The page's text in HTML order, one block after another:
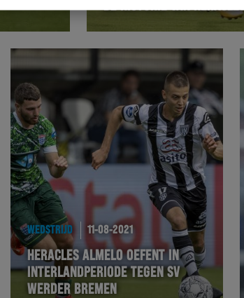
DE HISTORIE VAN
WEDSTRIJD 11-08-2021
HERACLES ALMELO OEFENT IN
INTERLANDPERIODE TEGEN SV
WERDER BREMEN